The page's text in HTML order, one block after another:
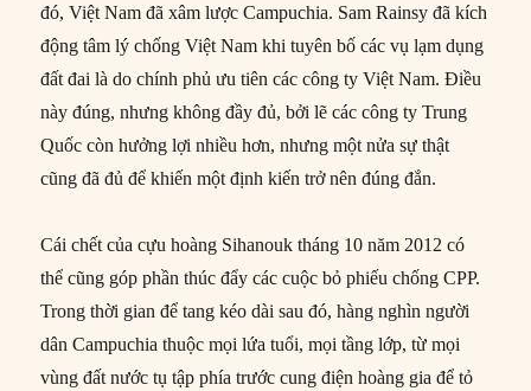
đó, Việt Nam đã xâm lược Campuchia. Sam Rainsy đã kích
động tâm lý chống Việt Nam khi tuyên bố các vụ lạm dụng
đất đai là do chính phủ ưu tiên các công ty Việt Nam. Điều
này đúng, nhưng không đầy đủ, bởi lẽ các công ty Trung
Quốc còn hưởng lợi nhiều hơn, nhưng một nửa sự thật
cũng đã đủ để khiến một định kiến trở nên đúng đắn.
Cái chết của cựu hoàng Sihanouk tháng 10 năm 2012 có
thể cũng góp phần thúc đẩy các cuộc bỏ phiếu chống CPP.
Trong thời gian để tang kéo dài sau đó, hàng nghìn người
dân Campuchia thuộc mọi lứa tuổi, mọi tầng lớp, từ mọi
vùng đất nước tụ tập phía trước cung điện hoàng gia để tỏ